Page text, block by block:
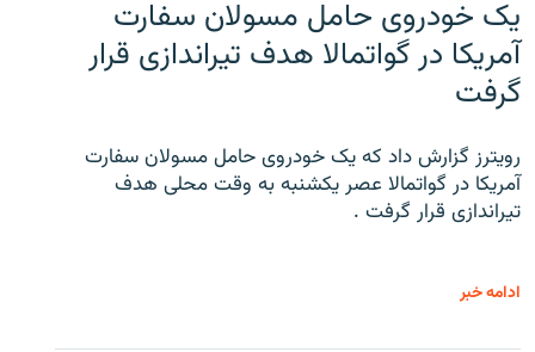
یک خودروی حامل مسولان سفارت
آمریکا در گواتمالا هدف تیراندازی قرار
گرفت
رویترز گزارش داد که یک خودروی حامل مسولان سفارت
آمریکا در گواتمالا عصر یکشنبه به وقت محلی هدف
تیراندازی قرار گرفت .
ادامه خبر